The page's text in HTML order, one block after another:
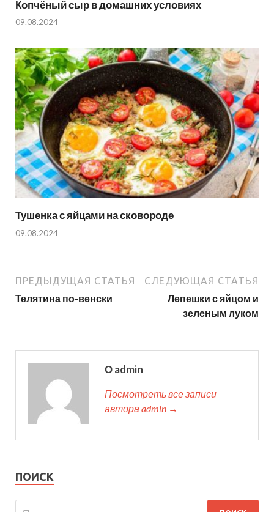
Копчёный сыр в домашних условиях
09.08.2024
Тушенка с яйцами на сковороде
09.08.2024
ПРЕДЫДУЩАЯ СТАТЬЯ
Телятина по-венски
СЛЕДУЮЩАЯ СТАТЬЯ
Лепешки с яйцом и
зеленым луком
О admin
Посмотреть все записи
автора admin →
ПОИСК